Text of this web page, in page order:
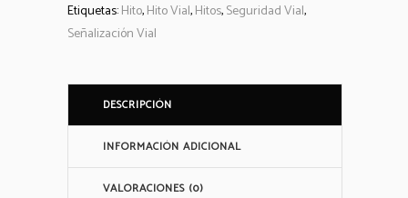
Etiquetas:Hito,Hito Vial,Hitos,Seguridad Vial,
Señalización Vial
DESCRIPCIÓN
INFORMACIÓN ADICIONAL
VALORACIONES (0)